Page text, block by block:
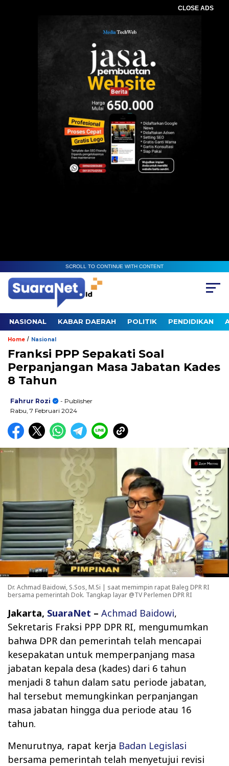
CLOSE ADS
SCROLL TO CONTINUE WITH CONTENT
NASIONAL KABAR DAERAH POLITIK PENDIDIKAN
Home / Nasional
Franksi PPP Sepakati Soal
Perpanjangan Masa Jabatan Kades
8 Tahun
Fahrur Rozi
- Publisher
Rabu, 7 Februari 2024
Dr. Achmad Baidowi, S.Sos, M.Si | saat memimpin rapat Baleg DPR RI
bersama pemerintah Dok. Tangkap layar @TV Perlemen DPR RI
Jakarta, SuaraNet – Achmad Baidowi,
Sekretaris Fraksi PPP DPR RI, mengumumkan
bahwa DPR dan pemerintah telah mencapai
kesepakatan untuk memperpanjang masa
jabatan kepala desa (kades) dari 6 tahun
menjadi 8 tahun dalam satu periode jabatan,
hal tersebut memungkinkan perpanjangan
masa jabatan hingga dua periode atau 16
tahun.
Menurutnya, rapat kerja Badan Legislasi
bersama pemerintah telah menyetujui revisi